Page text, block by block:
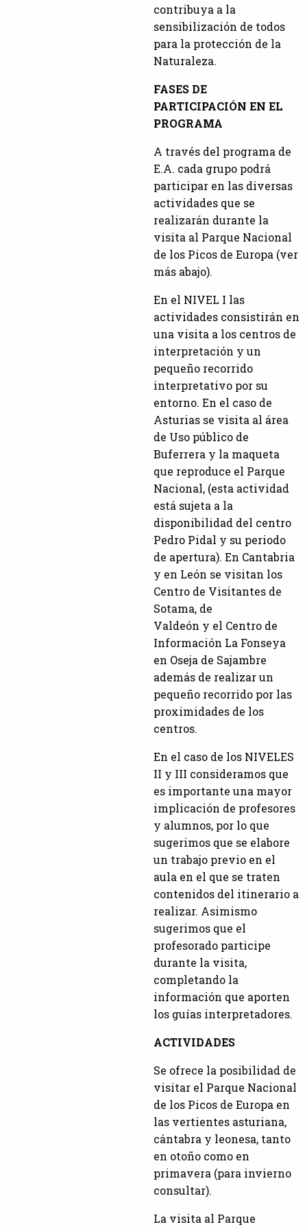
contribuya a la
sensibilización de todos
para la protección de la
Naturaleza.
FASES DE
PARTICIPACIÓN EN EL
PROGRAMA
A través del programa de
E.A. cada grupo podrá
participar en las diversas
actividades que se
realizarán durante la
visita al Parque Nacional
de los Picos de Europa (ver
más abajo).
En el NIVEL I las
actividades consistirán en
una visita a los centros de
interpretación y un
pequeño recorrido
interpretativo por su
entorno. En el caso de
Asturias se visita al área
de Uso público de
Buferrera y la maqueta
que reproduce el Parque
Nacional, (esta actividad
está sujeta a la
disponibilidad del centro
Pedro Pidal y su periodo
de apertura). En Cantabria
y en León se visitan los
Centro de Visitantes de
Sotama, de
Valdeón y el Centro de
Información La Fonseya
en Oseja de Sajambre
además de realizar un
pequeño recorrido por las
proximidades de los
centros.
En el caso de los NIVELES
II y III consideramos que
es importante una mayor
implicación de profesores
y alumnos, por lo que
sugerimos que se elabore
un trabajo previo en el
aula en el que se traten
contenidos del itinerario a
realizar. Asimismo
sugerimos que el
profesorado participe
durante la visita,
completando la
información que aporten
los guías interpretadores.
ACTIVIDADES
Se ofrece la posibilidad de
visitar el Parque Nacional
de los Picos de Europa en
las vertientes asturiana,
cántabra y leonesa, tanto
en otoño como en
primavera (para invierno
consultar).
La visita al Parque